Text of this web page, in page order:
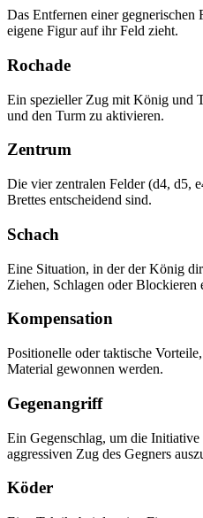
Das Entfernen einer
eigene Figur auf ihr Feld zieht.
Rochade
Ein spezieller Zug mit König und
und den Turm zu aktivieren.
Zentrum
Die vier zentralen Felder (d4, d5,
Brettes entscheidend sind.
Schach
Eine Situation, in der der König
Ziehen, Schlagen oder Blockieren
Kompensation
Positionelle oder taktische
Material gewonnen werden.
Gegenangriff
Ein Gegenschlag, um die
aggressiven Zug des Gegners
Köder